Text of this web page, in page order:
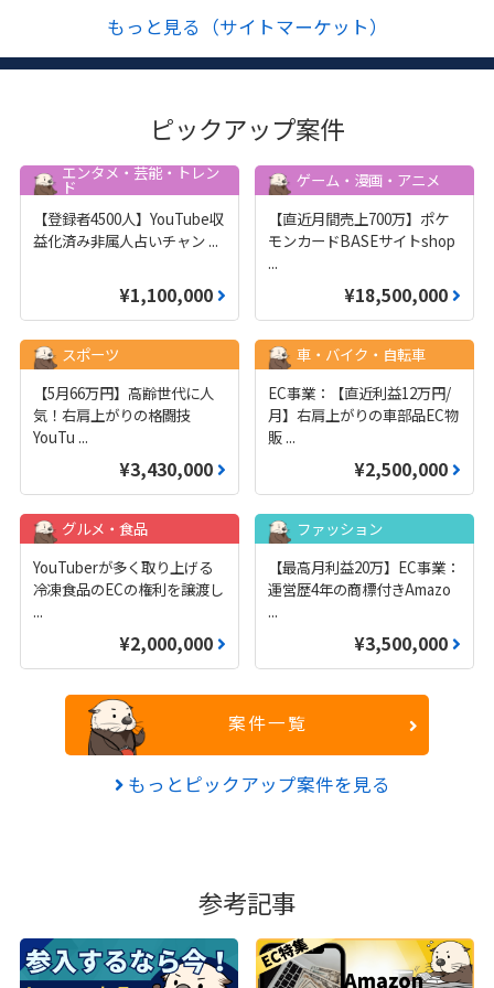
もっと見る（サイトマーケット）
ピックアップ案件
エンタメ・芸能・トレン
ド
【登録者4500人】YouTube収
益化済み非属人占いチャン ...
¥1,100,000
ゲーム・漫画・アニメ
【直近月間売上700万】ポケ
モンカードBASEサイトshop
...
¥18,500,000
スポーツ
【5月66万円】高齢世代に人
気！右肩上がりの格闘技
YouTu ...
¥3,430,000
車・バイク・自転車
EC事業：【直近利益12万円/
月】右肩上がりの車部品EC物
販 ...
¥2,500,000
グルメ・食品
YouTuberが多く取り上げる
冷凍食品のECの権利を譲渡し
...
¥2,000,000
ファッション
【最高月利益20万】EC事業：
運営歴4年の商標付きAmazo
...
¥3,500,000
案件一覧
もっとピックアップ案件を見る
参考記事